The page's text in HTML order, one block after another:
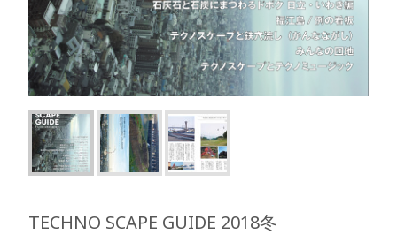
TECHNO SCAPE GUIDE 2018冬